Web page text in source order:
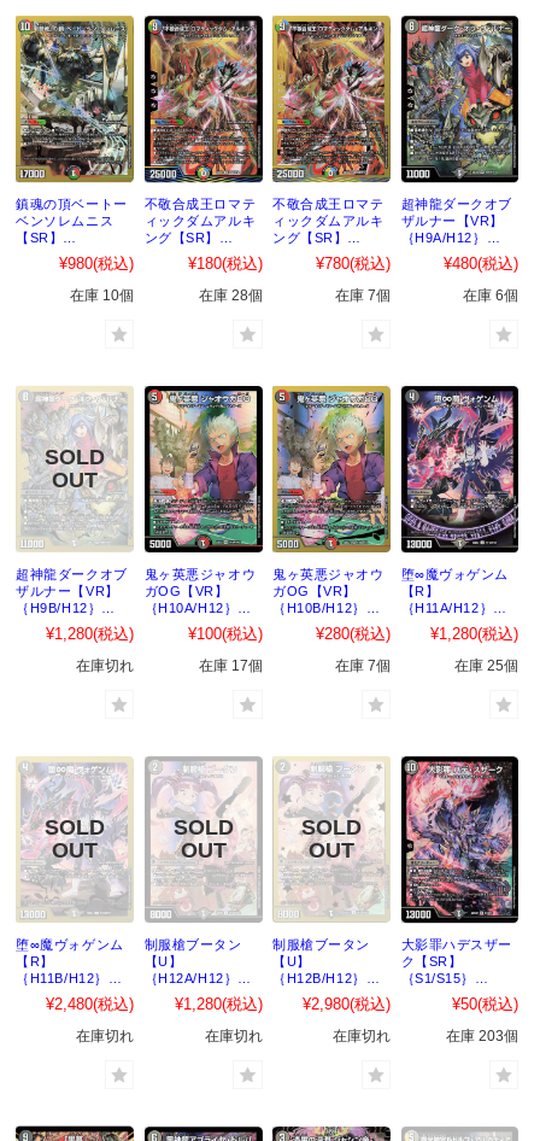
鎮魂の頂ベートー
ベンソレムニス
【SR】
｛H7B/H12｝
［DM22EX2］
¥980(税込)
在庫 10個
不敬合成王ロマテ
ィックダムアルキ
ング【SR】
｛H8A/H12｝
［DM22EX2］
¥180(税込)
在庫 28個
不敬合成王ロマテ
ィックダムアルキ
ング【SR】
｛H8B/H12｝
［DM22EX2］
¥780(税込)
在庫 7個
超神龍ダークオブ
ザルナー【VR】
｛H9A/H12｝
［DM22EX2］
¥480(税込)
在庫 6個
超神龍ダークオブ
ザルナー【VR】
｛H9B/H12｝
［DM22EX2］
¥1,280(税込)
在庫切れ
鬼ヶ英悪ジャオウ
ガOG【VR】
｛H10A/H12｝
［DM22EX2］
¥100(税込)
在庫 17個
鬼ヶ英悪ジャオウ
ガOG【VR】
｛H10B/H12｝
［DM22EX2］
¥280(税込)
在庫 7個
堕∞魔ヴォゲンム
【R】
｛H11A/H12｝
［DM22EX2］
¥1,280(税込)
在庫 25個
堕∞魔ヴォゲンム
【R】
｛H11B/H12｝
［DM22EX2］
¥2,480(税込)
在庫切れ
制服槍ブータン
【U】
｛H12A/H12｝
［DM22EX2］
¥1,280(税込)
在庫切れ
制服槍ブータン
【U】
｛H12B/H12｝
［DM22EX2］
¥2,980(税込)
在庫切れ
大影罪ハデスザー
ク【SR】
｛S1/S15｝
［DM22EX2］
¥50(税込)
在庫 203個